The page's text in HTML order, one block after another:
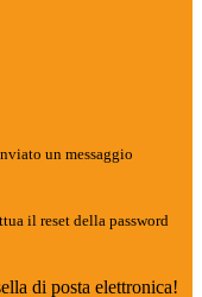
un messaggio
il reset della password
di posta elettronica!